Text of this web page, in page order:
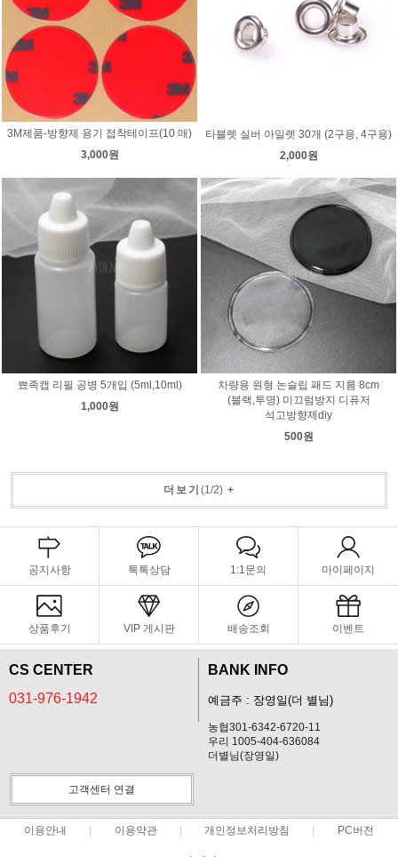
3M제품-방향제 용기 접착테이프(10 매)
3,000원
타블렛 실버 아일렛 30개 (2구용, 4구용)
2,000원
뾰족캡 리필 공병 5개입 (5ml,10ml)
1,000원
차량용 원형 논슬립 패드 지름 8cm
(블랙,투명) 미끄럼방지 디퓨저
석고방향제diy
500원
더보기 (1/2)+
공지사항 톡톡상담 1:1문의 마이페이지
상품후기 VIP 게시판 배송조회 이벤트
CS CENTER
031-976-1942
BANK INFO
예금주 : 장영일(더 별님)
농협301-6342-6720-11
우리 1005-404-636084
더별님(장영일)
고객센터 연결
이용안내 이용약관 개인정보처리방침 PC버전